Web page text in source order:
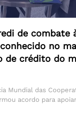
de combate
no
de crédito do
Mundial das
acordo para